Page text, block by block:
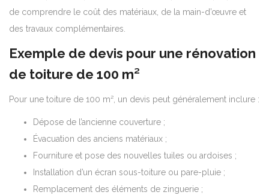
de comprendre le coût des matériaux, de la main-d’œuvre et
des travaux complémentaires.
Exemple de devis pour une rénovation
de toiture de 100 m²
Pour une toiture de 100 m², un devis peut généralement inclure :
Dépose de l’ancienne couverture ;
Évacuation des anciens matériaux ;
Fourniture et pose des nouvelles tuiles ou ardoises ;
Installation d’un écran sous-toiture ou pare-pluie ;
Remplacement des éléments de zinguerie ;